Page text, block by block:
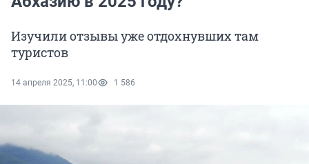
Изучили отзывы уже отдохнувших там
туристов
14 апреля 2025, 11:00 1 586